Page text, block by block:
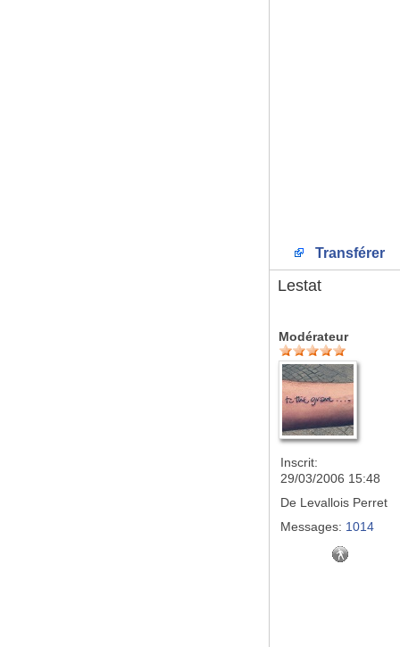
Transférer
Lestat
Modérateur
Inscrit:
29/03/2006 15:48
De Levallois Perret
Messages: 1014